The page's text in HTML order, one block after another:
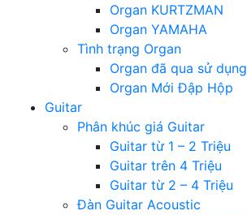
Organ KURTZMAN
Organ YAMAHA
Tình trạng Organ
Organ đã qua sử dụng
Organ Mới Đập Hộp
Guitar
Phân khúc giá Guitar
Guitar từ 1 – 2 Triệu
Guitar trên 4 Triệu
Guitar từ 2 – 4 Triệu
Đàn Guitar Acoustic